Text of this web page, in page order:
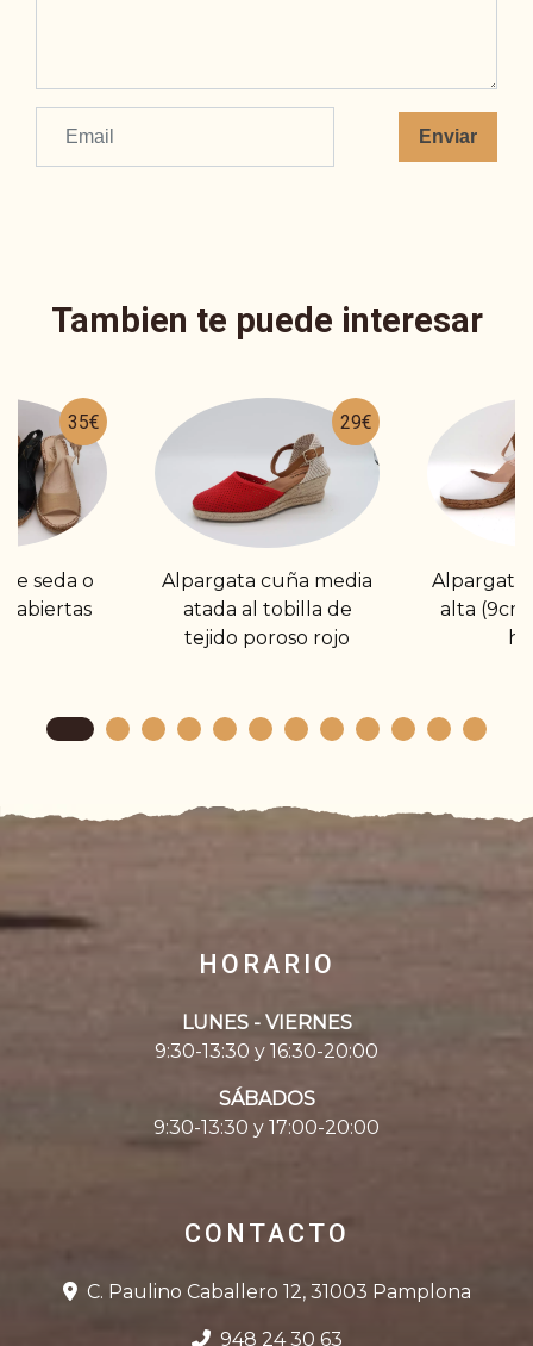
Enviar
Tambien te puede interesar
35€
seda o
abiertas
29€
Alpargata cuña media
atada al tobilla de
tejido poroso rojo
Alpargata
alta
HORARIO
LUNES - VIERNES
9:30-13:30 y 16:30-20:00
SÁBADOS
9:30-13:30 y 17:00-20:00
CONTACTO
C. Paulino Caballero 12, 31003 Pamplona
948 24 30 63